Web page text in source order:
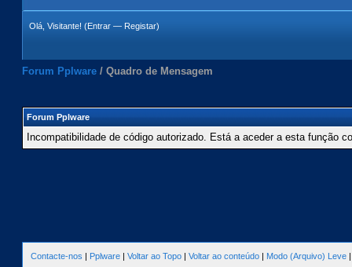
Olá, Visitante! (Entrar — Registar)
Forum Pplware / Quadro de Mensagem
Forum Pplware
Incompatibilidade de código autorizado. Está a aceder a esta função
Contacte-nos | Pplware | Voltar ao Topo | Voltar ao conteúdo | Modo (Arquivo) Leve